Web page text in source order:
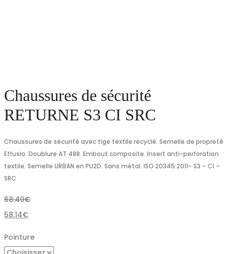
Chaussures de sécurité
RETURNE S3 CI SRC
Chaussures de sécurité avec tige textile recyclé. Semelle de propreté
Effusio. Doublure AT 488. Embout composite. Insert anti-perforation
textile. Semelle URBAN en PU2D. Sans métal. ISO 20345:2011- S3 – CI –
SRC
68.40€
58.14€
Pointure